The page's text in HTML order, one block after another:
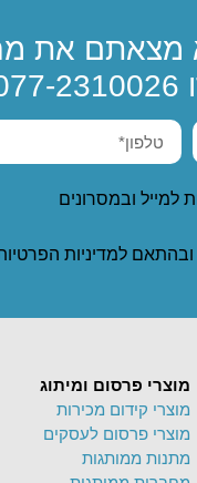
מצאתם את
2310026
למייל ובמסרונים
ובהתאם למדיניות
מוצרי פרסום ומיתוג
מוצרי קידום מכירות
מוצרי פרסום לעסקים
מתנות ממותגות